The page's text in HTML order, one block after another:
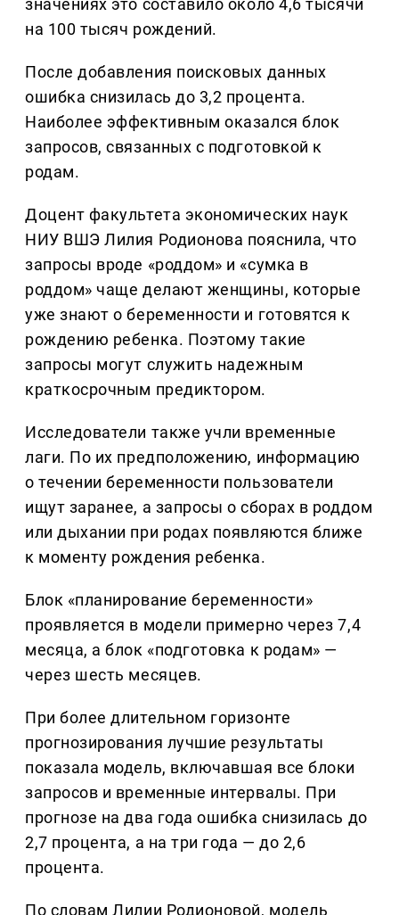
значениях это составило около 4,6 тысячи
на 100 тысяч рождений.
После добавления поисковых данных
ошибка снизилась до 3,2 процента.
Наиболее эффективным оказался блок
запросов, связанных с подготовкой к
родам.
Доцент факультета экономических наук
НИУ ВШЭ Лилия Родионова пояснила, что
запросы вроде «роддом» и «сумка в
роддом» чаще делают женщины, которые
уже знают о беременности и готовятся к
рождению ребенка. Поэтому такие
запросы могут служить надежным
краткосрочным предиктором.
Исследователи также учли временные
лаги. По их предположению, информацию
о течении беременности пользователи
ищут заранее, а запросы о сборах в роддом
или дыхании при родах появляются ближе
к моменту рождения ребенка.
Блок «планирование беременности»
проявляется в модели примерно через 7,4
месяца, а блок «подготовка к родам» —
через шесть месяцев.
При более длительном горизонте
прогнозирования лучшие результаты
показала модель, включавшая все блоки
запросов и временные интервалы. При
прогнозе на два года ошибка снизилась до
2,7 процента, а на три года — до 2,6
процента.
По словам Лилии Родионовой, модель